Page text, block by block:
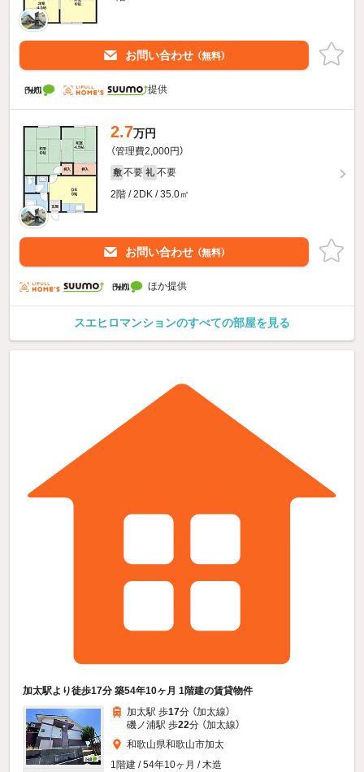
お問い合わせ （無料）
提供
2.7万円
（管理費2,000円）
敷 不要 礼 不要
2階 / 2DK / 35.0㎡
お問い合わせ （無料）
ほか提供
スエヒロマンションのすべての部屋を見る
加太駅より徒歩17分 築54年10ヶ月 1階建の賃貸物件
加太駅 歩17分 （加太線）
磯ノ浦駅 歩22分 （加太線）
和歌山県和歌山市加太
1階建 / 54年10ヶ月 / 木造